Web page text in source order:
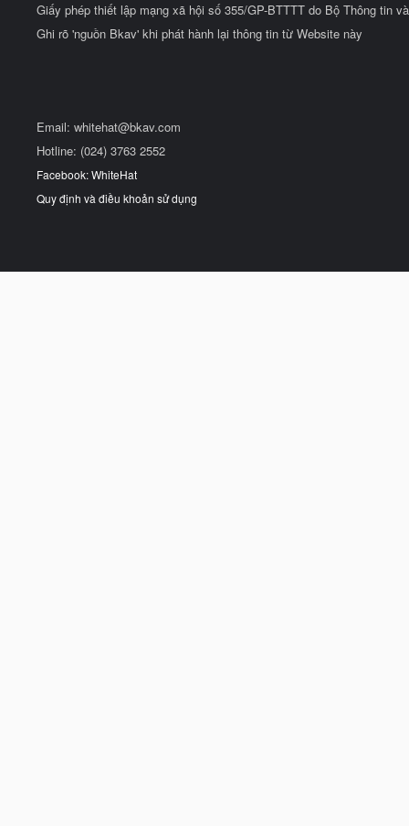
Giấy phép thiết lập mạng xã hội số 355/GP-BTTTT do Bộ Thông tin
Ghi rõ 'nguồn Bkav' khi phát hành lại thông tin từ Website này
Email: whitehat@bkav.com
Hotline: (024) 3763 2552
Facebook: WhiteHat
Quy định và điều khoản sử dụng